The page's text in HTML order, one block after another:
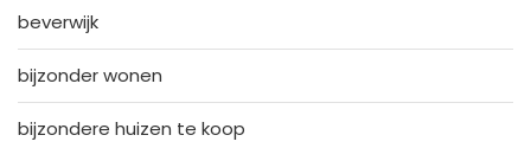
beverwijk
bijzonder wonen
bijzondere huizen te koop